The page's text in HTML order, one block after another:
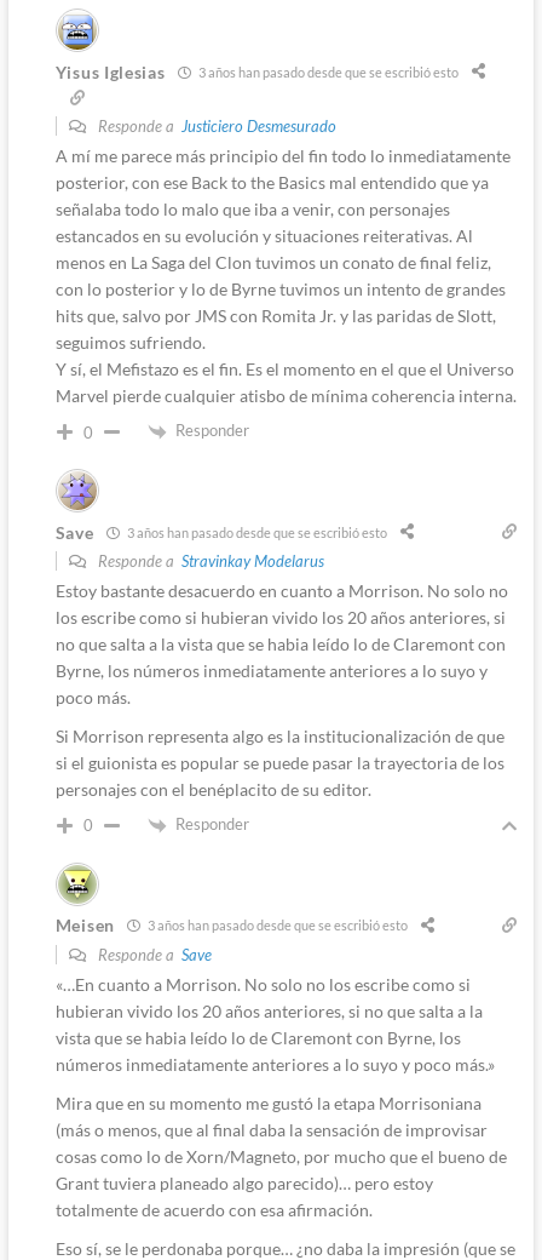
Yisus Iglesias 3 años han pasado desde que se escribió esto
Responde a Justiciero Desmesurado
A mí me parece más principio del fin todo lo inmediatamente
posterior, con ese Back to the Basics mal entendido que ya
señalaba todo lo malo que iba a venir, con personajes
estancados en su evolución y situaciones reiterativas. Al
menos en La Saga del Clon tuvimos un conato de final feliz,
con lo posterior y lo de Byrne tuvimos un intento de grandes
hits que, salvo por JMS con Romita Jr. y las paridas de Slott,
seguimos sufriendo.
Y sí, el Mefistazo es el fin. Es el momento en el que el Universo
Marvel pierde cualquier atisbo de mínima coherencia interna.
0 Responder
Save 3 años han pasado desde que se escribió esto
Responde a Stravinkay Modelarus
Estoy bastante desacuerdo en cuanto a Morrison. No solo no
los escribe como si hubieran vivido los 20 años anteriores, si
no que salta a la vista que se habia leído lo de Claremont con
Byrne, los números inmediatamente anteriores a lo suyo y
poco más.
Si Morrison representa algo es la institucionalización de que
si el guionista es popular se puede pasar la trayectoria de los
personajes con el benéplacito de su editor.
0 Responder
Meisen 3 años han pasado desde que se escribió esto
Responde a Save
«…En cuanto a Morrison. No solo no los escribe como si
hubieran vivido los 20 años anteriores, si no que salta a la
vista que se habia leído lo de Claremont con Byrne, los
números inmediatamente anteriores a lo suyo y poco más.»
Mira que en su momento me gustó la etapa Morrisoniana
(más o menos, que al final daba la sensación de improvisar
cosas como lo de Xorn/Magneto, por mucho que el bueno de
Grant tuviera planeado algo parecido)… pero estoy
totalmente de acuerdo con esa afirmación.
Eso sí, se le perdonaba porque… ¿no daba la impresión (que se